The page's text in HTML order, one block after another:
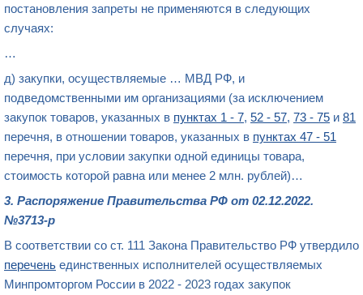
постановления запреты не применяются в следующих
случаях:
…
д) закупки, осуществляемые … МВД РФ, и
подведомственными им организациями (за исключением
закупок товаров, указанных в пунктах 1 - 7, 52 - 57, 73 - 75 и 81
перечня, в отношении товаров, указанных в пунктах 47 - 51
перечня, при условии закупки одной единицы товара,
стоимость которой равна или менее 2 млн. рублей)…
3. Распоряжение Правительства РФ от 02.12.2022.
№3713-р
В соответствии со ст. 111 Закона Правительство РФ утвердило
перечень единственных исполнителей осуществляемых
Минпромторгом России в 2022 - 2023 годах закупок